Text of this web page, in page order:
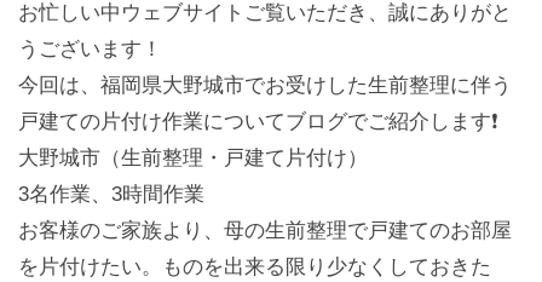
お忙しい中ウェブサイトご覧いただき、誠にありがと
うございます！
今回は、福岡県大野城市でお受けした生前整理に伴う
戸建ての片付け作業についてブログでご紹介します❗️
大野城市（生前整理・戸建て片付け）
3名作業、3時間作業
お客様のご家族より、母の生前整理で戸建てのお部屋
を片付けたい。ものを出来る限り少なくしておきた